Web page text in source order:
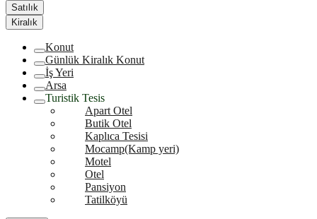
Satılık
Kiralık
Konut
Günlük Kiralık Konut
İş Yeri
Arsa
Turistik Tesis
Apart Otel
Butik Otel
Kaplıca Tesisi
Mocamp(Kamp yeri)
Motel
Otel
Pansiyon
Tatilköyü